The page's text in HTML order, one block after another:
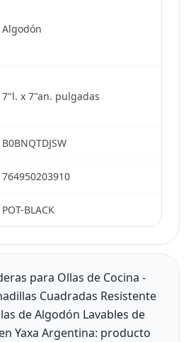
Algodón
7"l. x 7"an. pulgadas
B0BNQTDJSW
764950203910
POT-BLACK
para Ollas de Cocina -
Cuadradas Resistente
de Algodón Lavables de
Yaxa Argentina: producto